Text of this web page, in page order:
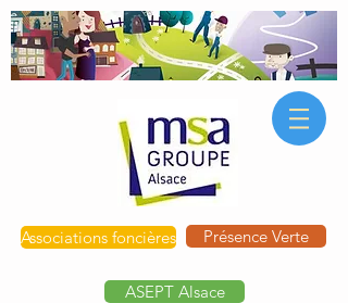
Associations foncières Présence Verte
ASEPT Alsace